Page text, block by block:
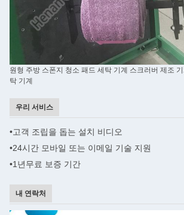
원형 주방 스폰지 청소 패드 세탁 기계 스크러버 제조
탁 기계
우리 서비스
•고객 조립을 돕는 설치 비디오
•24시간 모바일 또는 이메일 기술 지원
•1년무료 보증 기간
내 연락처